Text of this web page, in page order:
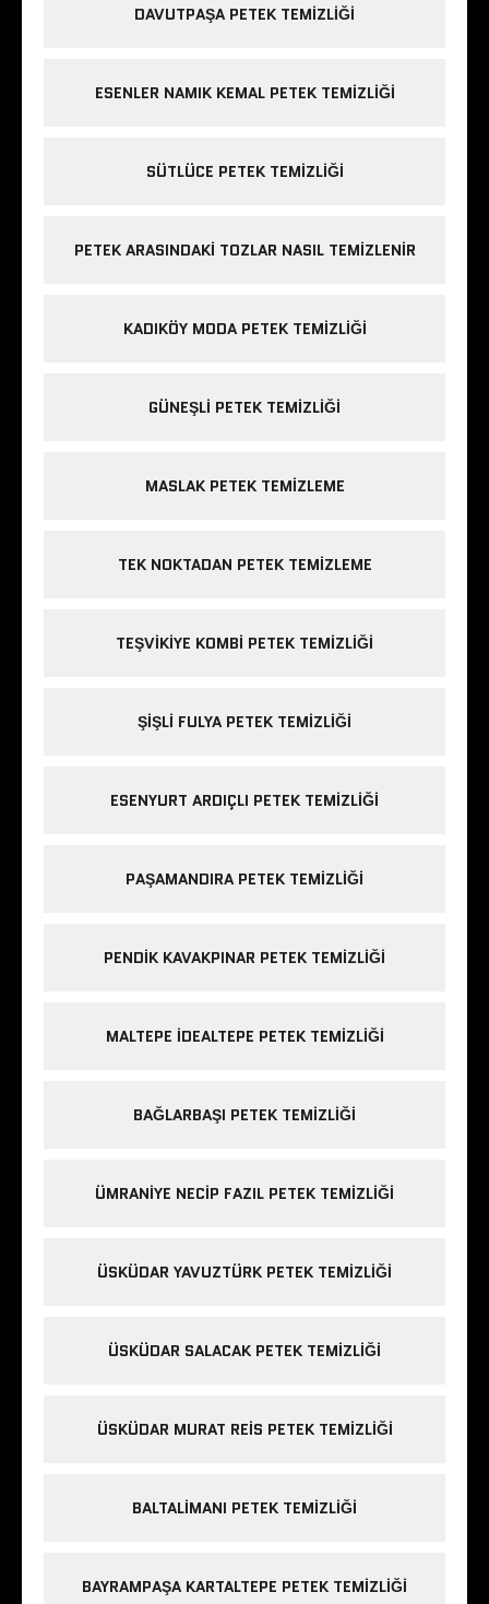
DAVUTPAŞA PETEK TEMIZLIĞI
ESENLER NAMIK KEMAL PETEK TEMIZLIĞI
SÜTLÜCE PETEK TEMIZLIĞI
PETEK ARASINDAKI TOZLAR NASIL TEMIZLENIR
KADIKÖY MODA PETEK TEMIZLIĞI
GÜNEŞLI PETEK TEMIZLIĞI
MASLAK PETEK TEMIZLEME
TEK NOKTADAN PETEK TEMIZLEME
TEŞVIKIYE KOMBI PETEK TEMIZLIĞI
ŞIŞLI FULYA PETEK TEMIZLIĞI
ESENYURT ARDIÇLI PETEK TEMIZLIĞI
PAŞAMANDIRA PETEK TEMIZLIĞI
PENDIK KAVAKPINAR PETEK TEMIZLIĞI
MALTEPE IDEALTEPE PETEK TEMIZLIĞI
BAĞLARBAŞI PETEK TEMIZLIĞI
ÜMRANIYE NECIP FAZIL PETEK TEMIZLIĞI
ÜSKÜDAR YAVUZTÜRK PETEK TEMIZLIĞI
ÜSKÜDAR SALACAK PETEK TEMIZLIĞI
ÜSKÜDAR MURAT REIS PETEK TEMIZLIĞI
BALTALIMANI PETEK TEMIZLIĞI
BAYRAMPAŞA KARTALTEPE PETEK TEMIZLIĞI